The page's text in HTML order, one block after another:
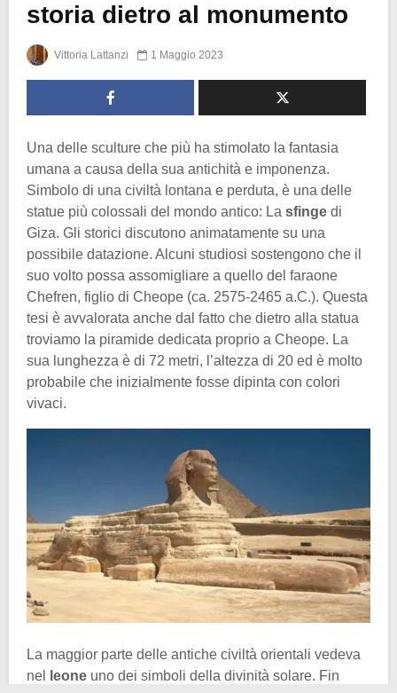
storia dietro al monumento
Vittoria Lattanzi 1 Maggio 2023
Una delle sculture che più ha stimolato la fantasia
umana a causa della sua antichità e imponenza.
Simbolo di una civiltà lontana e perduta, è una delle
statue più colossali del mondo antico: La sfinge di
Giza. Gli storici discutono animatamente su una
possibile datazione. Alcuni studiosi sostengono che il
suo volto possa assomigliare a quello del faraone
Chefren, figlio di Cheope (ca. 2575-2465 a.C.). Questa
tesi è avvalorata anche dal fatto che dietro alla statua
troviamo la piramide dedicata proprio a Cheope. La
sua lunghezza è di 72 metri, l’altezza di 20 ed è molto
probabile che inizialmente fosse dipinta con colori
vivaci.
La maggior parte delle antiche civiltà orientali vedeva
nel
leone uno dei simboli della divinità solare. Fin